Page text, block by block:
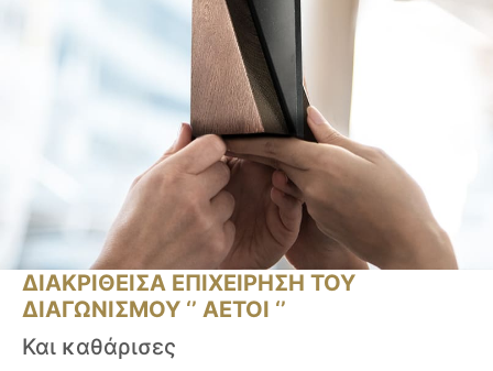
ΔΙΑΚΡΙΘΕΙΣΑ ΕΠΙΧΕΙΡΗΣΗ ΤΟΥ
ΔΙΑΓΩΝΙΣΜΟΥ ‘’ ΑΕΤΟΙ ‘’
Και καθάρισες